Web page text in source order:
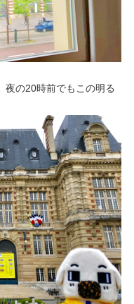
夜の20時前でもこの明る